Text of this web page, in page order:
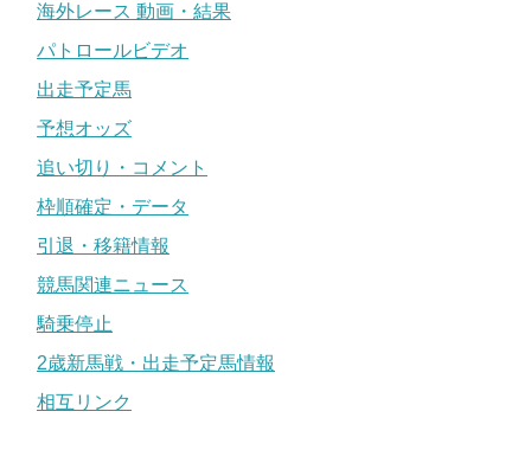
海外レース 動画・結果
パトロールビデオ
出走予定馬
予想オッズ
追い切り・コメント
枠順確定・データ
引退・移籍情報
競馬関連ニュース
騎乗停止
2歳新馬戦・出走予定馬情報
相互リンク